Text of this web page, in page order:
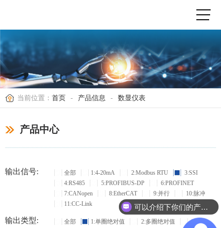
当前位置： 首页 - 产品信息 - 数显仪表
产品中心
输出信号: 全部 1:4-20mA 2:Modbus RTU
3:SSI
4:RS485
5:PROFIBUS-DP
6:PROFINET
7:CANopen
8:EtherCAT 9:并行
10:脉冲
11:CC-Link
输出类型: 全部 1:单圈绝对值 2:多圈绝对值
3:增量
可以介绍下你们的产品么？